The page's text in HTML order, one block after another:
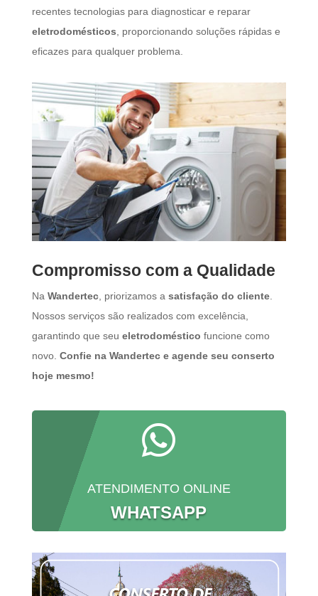
recentes tecnologias para diagnosticar e reparar
eletrodomésticos, proporcionando soluções rápidas e
eficazes para qualquer problema.
Compromisso com a Qualidade
Na Wandertec, priorizamos a satisfação do cliente.
Nossos serviços são realizados com excelência,
garantindo que seu eletrodoméstico funcione como
novo. Confie na Wandertec e agende seu conserto
hoje mesmo!

ATENDIMENTO ONLINE
WHATSAPP